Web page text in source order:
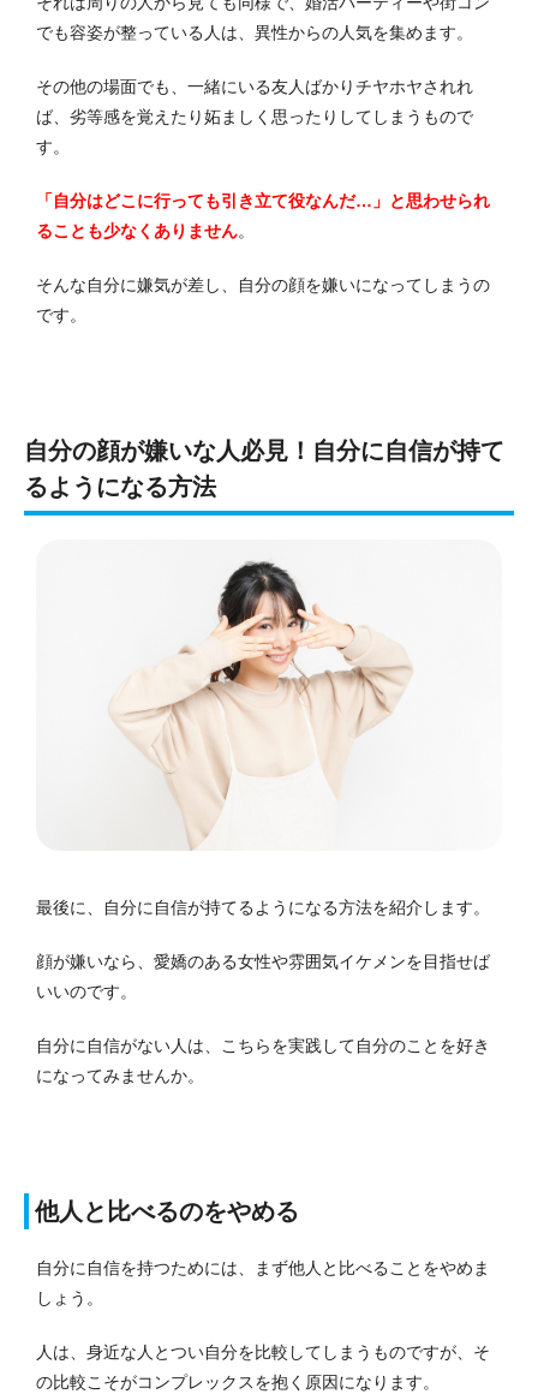
でも容姿が整っている人は、異性からの人気を集めます。
その他の場面でも、一緒にいる友人ばかりチヤホヤされれ
ば、劣等感を覚えたり妬ましく思ったりしてしまうもので
す。
「自分はどこに行っても引き立て役なんだ…」と思わせられ
ることも少なくありません。
そんな自分に嫌気が差し、自分の顔を嫌いになってしまうの
です。
自分の顔が嫌いな人必見！自分に自信が持て
るようになる方法
最後に、自分に自信が持てるようになる方法を紹介します。
顔が嫌いなら、愛嬌のある女性や雰囲気イケメンを目指せば
いいのです。
自分に自信がない人は、こちらを実践して自分のことを好き
になってみませんか。
他人と比べるのをやめる
自分に自信を持つためには、まず他人と比べることをやめま
しょう。
人は、身近な人とつい自分を比較してしまうものですが、そ
の比較こそがコンプレックスを抱く原因になります。